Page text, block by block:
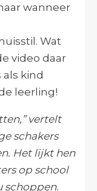
wanneer
Wat
video daar
als kind
leerling!
vertelt
schakers
Het lijkt hen
op school
schoppen.